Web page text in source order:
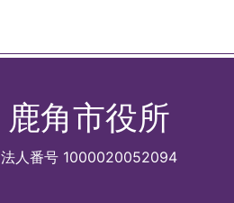
鹿角市役所
法人番号 1000020052094